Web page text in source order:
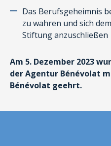
Das Berufsgeheimnis
zu wahren und sich
Stiftung anzuschließen
Am 5. Dezember 2023
der Agentur Bénévolat
Bénévolat geehrt.